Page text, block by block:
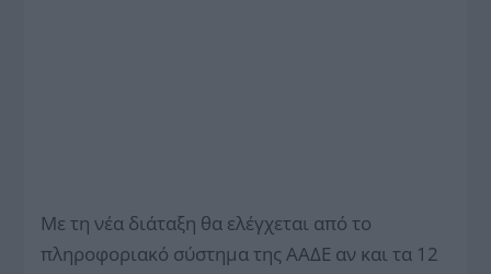
Με τη νέα διάταξη θα ελέγχεται από το
πληροφοριακό σύστημα της ΑΑΔΕ αν και τα 12